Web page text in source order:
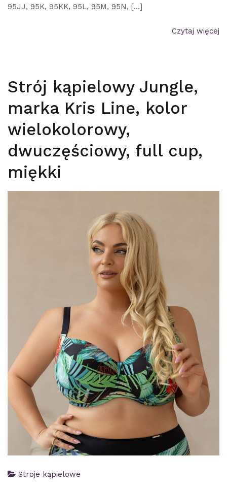
95JJ, 95K, 95KK, 95L, 95M, 95N, […]
Czytaj więcej
Strój kąpielowy Jungle,
marka Kris Line, kolor
wielokolorowy,
dwuczęściowy, full cup,
miękki
Stroje kąpielowe